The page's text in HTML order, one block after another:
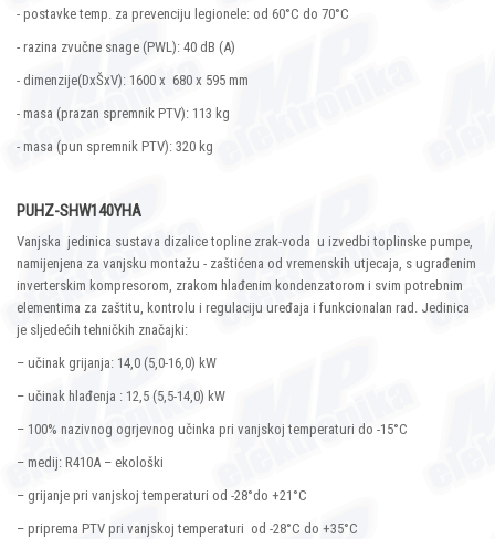
- postavke temp. za prevenciju legionele: od 60°C do 70°C
- razina zvučne snage (PWL): 40 dB (A)
- dimenzije(DxŠxV): 1600 x 680 x 595 mm
- masa (prazan spremnik PTV): 113 kg
- masa (pun spremnik PTV): 320 kg
PUHZ-SHW140YHA
Vanjska jedinica sustava dizalice topline zrak-voda u izvedbi toplinske pumpe,
namijenjena za vanjsku montažu - zaštićena od vremenskih utjecaja, s ugrađenim
inverterskim kompresorom, zrakom hlađenim kondenzatorom i svim potrebnim
elementima za zaštitu, kontrolu i regulaciju uređaja i funkcionalan rad. Jedinica
je sljedećih tehničkih značajki:
– učinak grijanja: 14,0 (5,0-16,0) kW
– učinak hlađenja : 12,5 (5,5-14,0) kW
– 100% nazivnog ogrjevnog učinka pri vanjskoj temperaturi do -15°C
– medij: R410A – ekološki
– grijanje pri vanjskoj temperaturi od -28°do +21°C
– priprema PTV pri vanjskoj temperaturi od -28°C do +35°C